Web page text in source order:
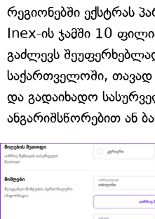
რეგიონებში ექსტრას
Inex-ის ჯამში 10
გაძლევს
საქართველოში, თავად
და გადაიხადო
ანგარიშსწორებით ან